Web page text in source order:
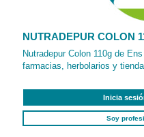
NUTRADEPUR COLON
Nutradepur Colon 110g de
farmacias, herbolarios y
Inicia
Soy